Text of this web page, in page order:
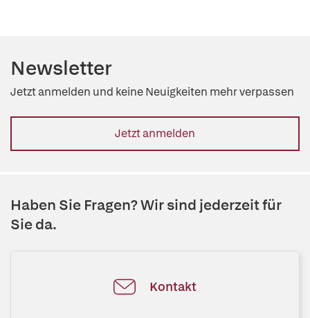
Newsletter
Jetzt anmelden und keine Neuigkeiten mehr verpassen
Jetzt anmelden
Haben Sie Fragen? Wir sind jederzeit für
Sie da.
Kontakt